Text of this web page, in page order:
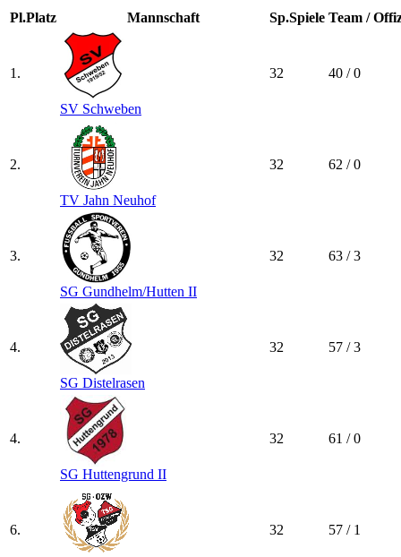
Pl.Platz Mannschaft Sp.Spiele Team /
1.
SV Schweben
32 40 / 0
2.
TV Jahn Neuhof
32 62 / 0
3.
SG Gundhelm/​Hutten II
32 63 / 3
4.
SG Distelrasen
32 57 / 3
4.
SG Huttengrund II
32 61 / 0
6. 32 57 / 1